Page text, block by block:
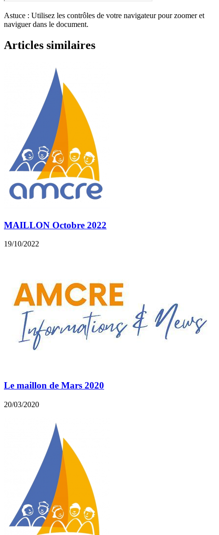
Astuce : Utilisez les contrôles de votre navigateur pour zoomer et
naviguer dans le document.
Articles similaires
MAILLON Octobre 2022
19/10/2022
Le maillon de Mars 2020
20/03/2020